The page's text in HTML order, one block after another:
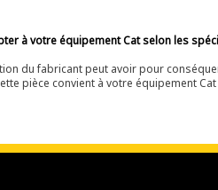
à votre équipement Cat selon les
du fabricant peut avoir pour
pièce convient à votre équipement